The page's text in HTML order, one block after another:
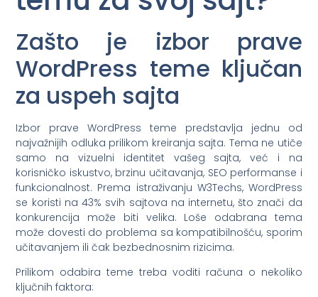
Zašto je izbor prave
WordPress teme ključan
za uspeh sajta
Izbor prave WordPress teme predstavlja jednu od
najvažnijih odluka prilikom kreiranja sajta. Tema ne utiče
samo na vizuelni identitet vašeg sajta, već i na
korisničko iskustvo, brzinu učitavanja, SEO performanse i
funkcionalnost. Prema istraživanju W3Techs, WordPress
se koristi na 43% svih sajtova na internetu, što znači da
konkurencija može biti velika. Loše odabrana tema
može dovesti do problema sa kompatibilnošću, sporim
učitavanjem ili čak bezbednosnim rizicima.
Prilikom odabira teme treba voditi računa o nekoliko
ključnih faktora: